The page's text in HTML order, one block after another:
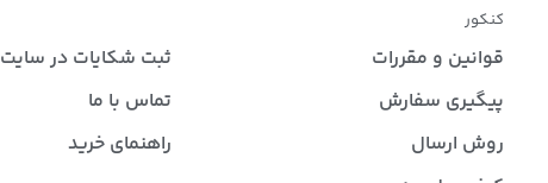
کنکور
قوانین و مقررات
ثبت شکایات در سایت
پیگیری سفارش
تماس با ما
روش ارسال
راهنمای خرید